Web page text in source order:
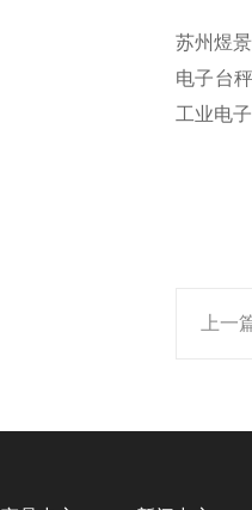
苏州煜
电子台
工业电
上一